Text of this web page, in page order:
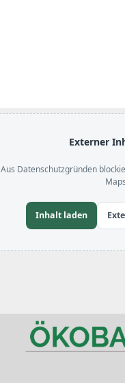
Externer
Aus Datenschutzgründen
Inhalt laden